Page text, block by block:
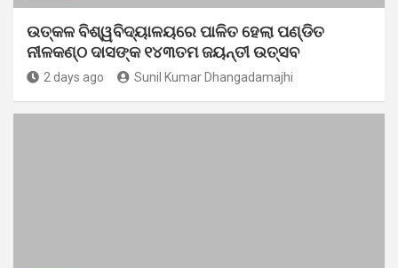
ଉତ୍କଳ ବିଶ୍ୱବିଦ୍ୟାଳୟରେ ପାଳିତ ହେଲା ପଣ୍ଡିତ
ନୀଳକଣ୍ଠ ଦାସଙ୍କ ୧୪୩ତମ ଜୟନ୍ତୀ ଉତ୍ସବ
2 days ago Sunil Kumar Dhangadamajhi